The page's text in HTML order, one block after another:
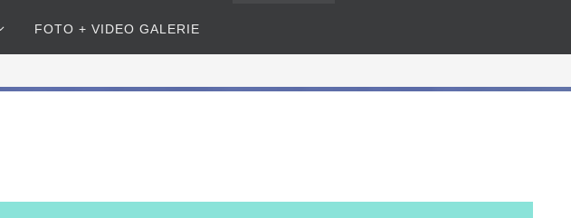
FOTO + VIDEO GALERIE